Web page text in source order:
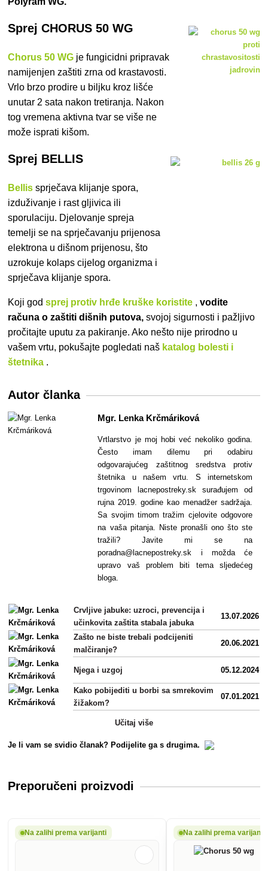
Sprej CHORUS 50 WG
Chorus 50 WG je fungicidni pripravak
namijenjen zaštiti zrna od krastavosti.
Vrlo brzo prodire u biljku kroz lišće
unutar 2 sata nakon tretiranja. Nakon
tog vremena aktivna tvar se više ne
može isprati kišom.
Sprej BELLIS
Bellis sprječava klijanje spora,
izduživanje i rast gljivica ili
sporulaciju. Djelovanje spreja
temelji se na sprječavanju prijenosa
elektrona u dišnom prijenosu, što
uzrokuje kolaps cijelog organizma i
sprječava klijanje spora.
Koji god sprej protiv hrđe kruške koristite ,vodite
računa o zaštiti dišnih putova, svojoj sigurnosti i pažljivo
pročitajte uputu za pakiranje. Ako nešto nije prirodno u
vašem vrtu, pokušajte pogledati naš katalog bolesti i
štetnika .
Autor članka
Mgr. Lenka Krčmáriková
Vrtlarstvo je moj hobi već nekoliko godina.
Često imam dilemu pri odabiru
odgovarajućeg zaštitnog sredstva protiv
štetnika u našem vrtu. S internetskom
trgovinom lacnepostreky.sk surađujem od
rujna 2019. godine kao menadžer sadržaja.
Sa svojim timom tražim cjelovite odgovore
na vaša pitanja. Niste pronašli ono što ste
tražili? Javite mi se na
poradna@lacnepostreky.sk i možda će
upravo vaš problem biti tema sljedećeg
bloga.
Crvljive jabuke: uzroci, prevencija i
učinkovita zaštita stabala jabuka
13.07.2026
Zašto ne biste trebali podcijeniti
malčiranje?
20.06.2021
Njega i uzgoj 05.12.2024
Kako pobijediti u borbi sa smrekovim
žižakom?
07.01.2021
Učitaj više
Je li vam se svidio članak? Podijelite ga s drugima.
Preporučeni proizvodi
Na zalihi prema varijanti Na zalihi prema varijanti